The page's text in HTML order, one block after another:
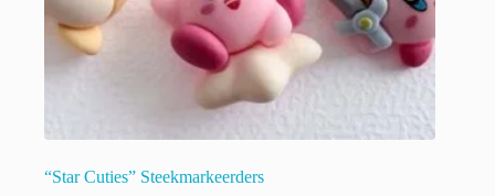
“Star Cuties” Steekmarkeerders